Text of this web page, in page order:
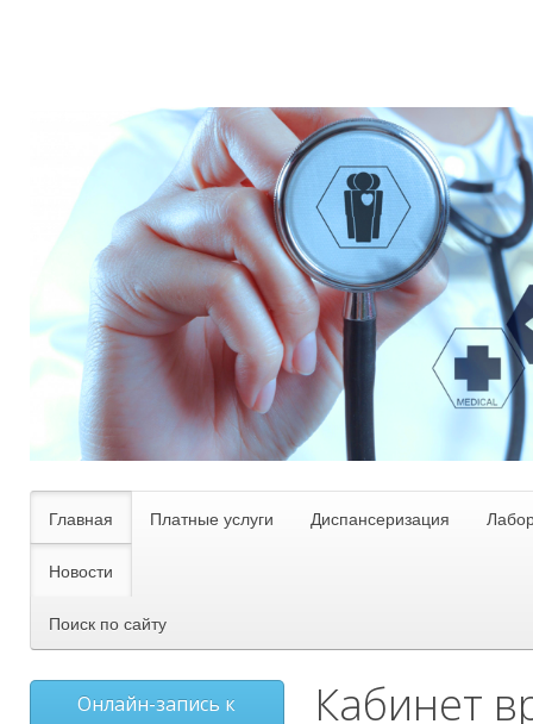
Главная Платные услуги Диспансеризация
Новости
Поиск по сайту
Кабинет
Онлайн-запись к